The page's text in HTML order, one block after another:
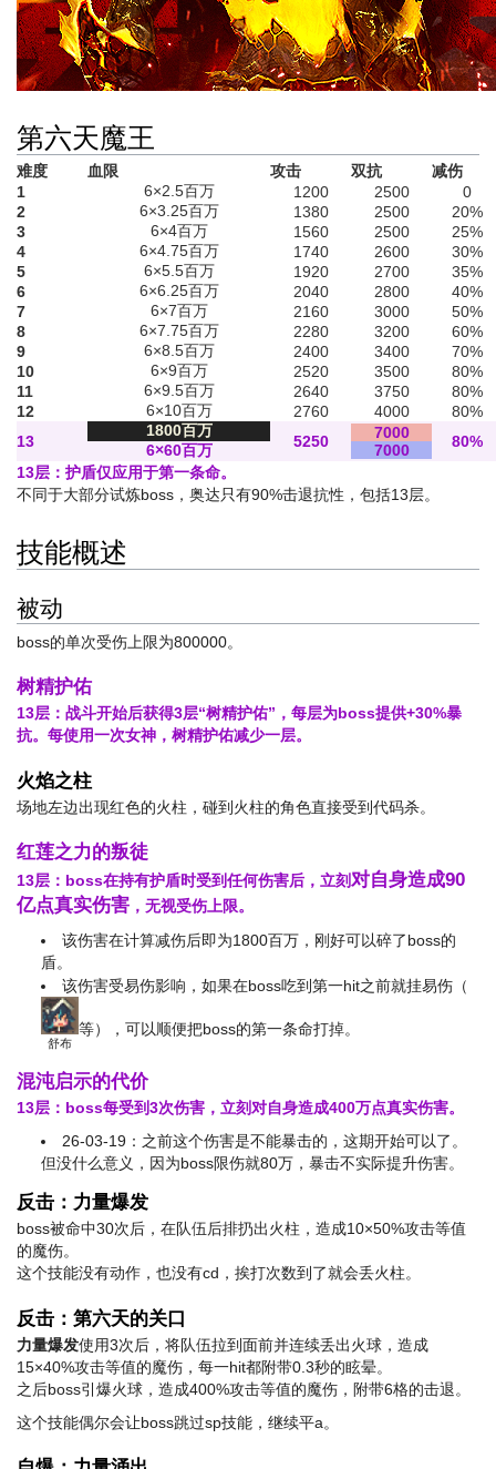
第六天魔王
难度 血限 攻击 双抗
减伤
1
6×2.5百万 1200 2500
0
2
6×3.25百万 1380 2500
20%
3
6×4百万 1560 2500
25%
4
6×4.75百万 1740 2600
30%
5
6×5.5百万 1920 2700
35%
6
6×6.25百万 2040 2800
40%
7
6×7百万 2160 3000
50%
8
6×7.75百万 2280 3200
60%
9
6×8.5百万 2400 3400
70%
10
6×9百万 2520 3500
80%
11
6×9.5百万 2640 3750
80%
12
6×10百万 2760 4000
80%
13
1800百万
6×60百万
5250
7000
7000
80%
13层：护盾仅应用于第一条命。
不同于大部分试炼boss，奥达只有90%击退抗性，包括13层。
技能概述
被动
boss的单次受伤上限为800000。
树精护佑
13层：战斗开始后获得3层“树精护佑”，每层为boss提供+30%暴
抗。每使用一次女神，树精护佑减少一层。
火焰之柱
场地左边出现红色的火柱，碰到火柱的角色直接受到代码杀。
红莲之力的叛徒
13层：boss在持有护盾时受到任何伤害后，立刻对自身造成90
亿点真实伤害 ，无视受伤上限。
该伤害在计算减伤后即为1800百万，刚好可以碎了boss的
盾。
该伤害受易伤影响，如果在boss吃到第一hit之前就挂易伤（
舒布
等），可以顺便把boss的第一条命打掉。
混沌启示的代价
13层：boss每受到3次伤害，立刻对自身造成400万点真实伤害。
26-03-19：之前这个伤害是不能暴击的，这期开始可以了。
但没什么意义，因为boss限伤就80万，暴击不实际提升伤害。
反击：力量爆发
boss被命中30次后，在队伍后排扔出火柱，造成10×50%攻击等值
的魔伤。
这个技能没有动作，也没有cd，挨打次数到了就会丢火柱。
反击：第六天的关口
力量爆发使用3次后，将队伍拉到面前并连续丢出火球，造成
15×40%攻击等值的魔伤，每一hit都附带0.3秒的眩晕。
之后boss引爆火球，造成400%攻击等值的魔伤，附带6格的击退。
这个技能偶尔会让boss跳过sp技能，继续平a。